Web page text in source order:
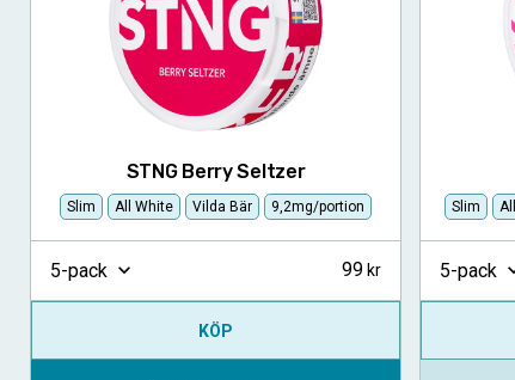
STNG Berry Seltzer
Slim All White Vilda Bär 9,2mg/portion
5-pack 99
KÖP
Slim
5-pack